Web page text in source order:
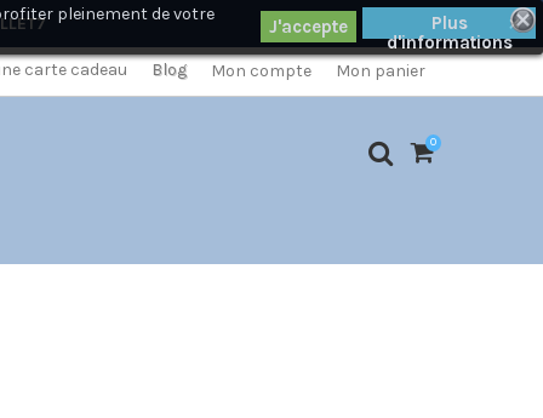
×
Mon compte Mon panier
Blog
carte cadeau
0
pleinement de votre
Plus
d'informations